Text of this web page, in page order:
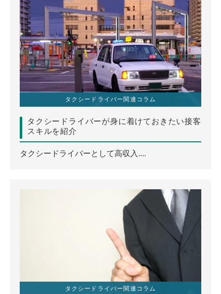
タクシードライバー関連コラム
タクシードライバーが身に着けておきたい接客
スキルを紹介
タクシードライバーとして高収入....
タクシードライバー関連コラム